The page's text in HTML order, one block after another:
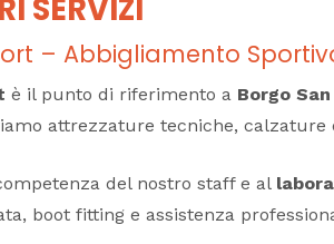
SERVIZI
– Abbigliamento
è il punto di riferimento a Borgo
attrezzature tecniche, calzature
del nostro staff e al
boot fitting e assistenza